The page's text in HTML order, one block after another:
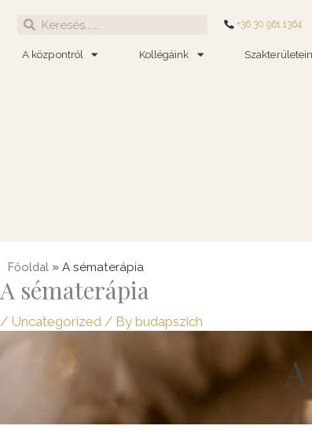
Search
+36 30 961 1364
A központról Kollégáink
Főoldal » A sématerápia
A sématerápia
/ Uncategorized / By budapszich